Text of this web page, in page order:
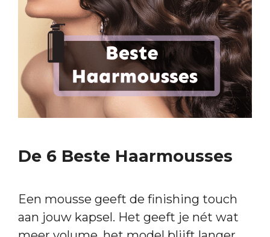
De 6 Beste Haarmousses
Een mousse geeft de finishing touch
aan jouw kapsel. Het geeft je nét wat